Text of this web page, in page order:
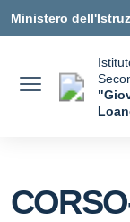
Ministero